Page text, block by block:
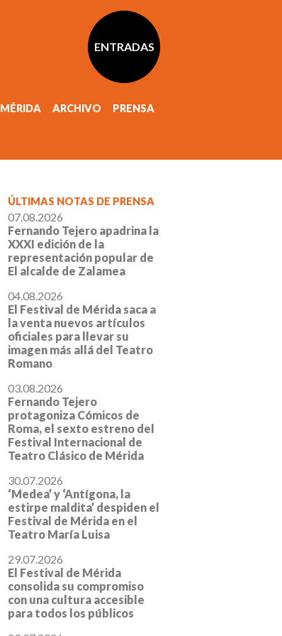
ENTRADAS
MÉRIDA ARCHIVO PRENSA
ÚLTIMAS NOTAS DE PRENSA
07.08.2026
Fernando Tejero apadrina la
XXXI edición de la
representación popular de
El alcalde de Zalamea
04.08.2026
El Festival de Mérida saca a
la venta nuevos artículos
oficiales para llevar su
imagen más allá del Teatro
Romano
03.08.2026
Fernando Tejero
protagoniza Cómicos de
Roma, el sexto estreno del
Festival Internacional de
Teatro Clásico de Mérida
30.07.2026
‘Medea’ y ‘Antígona, la
estirpe maldita’ despiden el
Festival de Mérida en el
Teatro María Luisa
29.07.2026
El Festival de Mérida
consolida su compromiso
con una cultura accesible
para todos los públicos